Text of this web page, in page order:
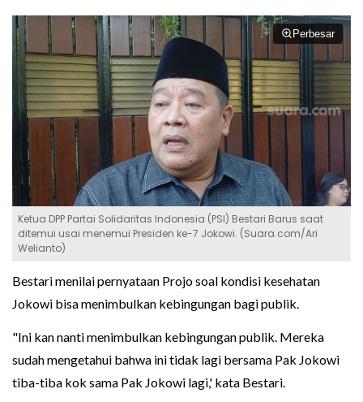
Perbesar
Ketua DPP Partai Solidaritas Indonesia (PSI) Bestari Barus saat
ditemui usai menemui Presiden ke-7 Jokowi. (Suara.com/Ari
Welianto)
Bestari menilai pernyataan Projo soal kondisi kesehatan
Jokowi bisa menimbulkan kebingungan bagi publik.
"Ini kan nanti menimbulkan kebingungan publik. Mereka
sudah mengetahui bahwa ini tidak lagi bersama Pak Jokowi
tiba-tiba kok sama Pak Jokowi lagi,' kata Bestari.